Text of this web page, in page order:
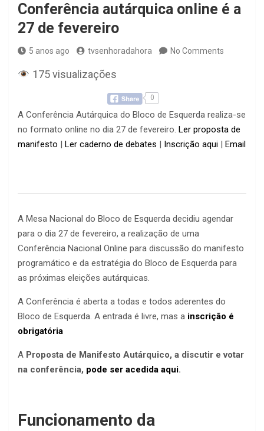
Conferência autárquica online é a
27 de fevereiro
5 anos ago tvsenhoradahora No Comments
175 visualizações
0
A Conferência Autárquica do Bloco de Esquerda realiza-se
no formato online no dia 27 de fevereiro. Ler proposta de
manifesto
Ler caderno de debates Inscrição aqui Email
A Mesa Nacional do Bloco de Esquerda decidiu agendar
para o dia 27 de fevereiro, a realização de uma
Conferência Nacional Online para discussão do manifesto
programático e da estratégia do Bloco de Esquerda para
as próximas eleições autárquicas.
A Conferência é aberta a todas e todos aderentes do
Bloco de Esquerda. A entrada é livre, mas a inscrição é
obrigatória
A Proposta de Manifesto Autárquico, a discutir e votar
na conferência, pode ser acedida aqui.
Funcionamento da